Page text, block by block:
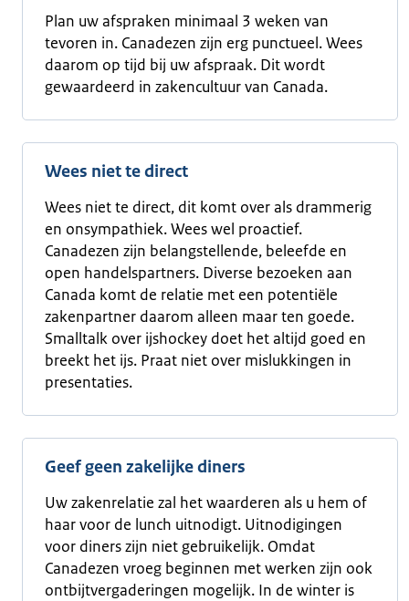
Plan uw afspraken minimaal 3 weken van
tevoren in. Canadezen zijn erg punctueel. Wees
daarom op tijd bij uw afspraak. Dit wordt
gewaardeerd in zakencultuur van Canada.
Wees niet te direct
Wees niet te direct, dit komt over als drammerig
en onsympathiek. Wees wel proactief.
Canadezen zijn belangstellende, beleefde en
open handelspartners. Diverse bezoeken aan
Canada komt de relatie met een potentiële
zakenpartner daarom alleen maar ten goede.
Smalltalk over ijshockey doet het altijd goed en
breekt het ijs. Praat niet over mislukkingen in
presentaties.
Geef geen zakelijke diners
Uw zakenrelatie zal het waarderen als u hem of
haar voor de lunch uitnodigt. Uitnodigingen
voor diners zijn niet gebruikelijk. Omdat
Canadezen vroeg beginnen met werken zijn ook
ontbijtvergaderingen mogelijk. In de winter is